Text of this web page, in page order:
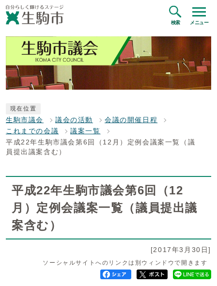
検索 メニュー
現在位置
生駒市議会 議会の活動
会議の開催日程
これまでの会議
議案一覧
平成22年生駒市議会第6回（12月）定例会議案一覧（議
員提出議案含む）
平成22年生駒市議会第6回（12
月）定例会議案一覧（議員提出議
案含む）
[2017年3月30日]
ソーシャルサイトへのリンクは別ウィンドウで開きます